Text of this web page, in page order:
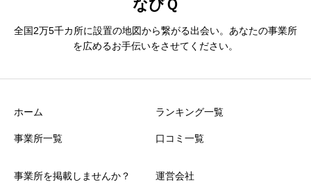
なびＱ
全国2万5千カ所に設置の地図から繋がる出会い。あなたの事業所
を広めるお手伝いをさせてください。
ホーム
事業所一覧
ランキング一覧
口コミ一覧
事業所を掲載しませんか？ 運営会社